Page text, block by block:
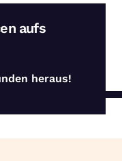
aufs
heraus!